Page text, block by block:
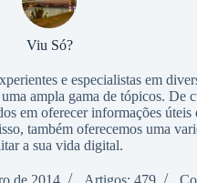
Viu Só?
e especialistas em
ampla gama de tópicos. De
em oferecer informações úteis
também oferecemos uma
a sua vida digital.
de 2014 Artigos: 479